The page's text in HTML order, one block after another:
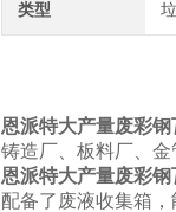
类型
恩派特大产量废彩
铸造厂、板料厂、
恩派特大产量废彩
配备了废液收集箱